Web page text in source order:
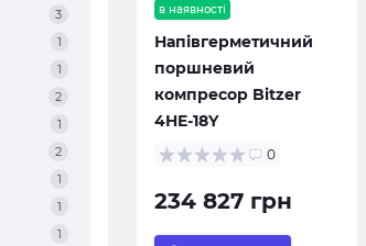
3
1
1
2
1
2
1
1
1
в наявності
Напівгерметичний
поршневий
компресор Bitzer
4HE-18Y
0
234 827 грн